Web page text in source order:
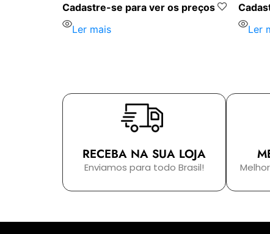
Cadastre-se para ver os preços
Ler mais
Ler
RECEBA NA SUA LOJA
Enviamos para todo Brasil!